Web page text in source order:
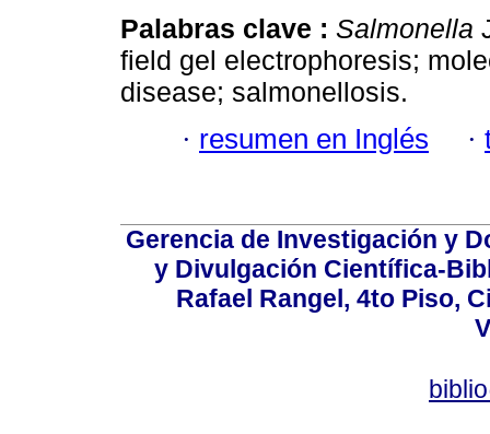
Palabras clave : Salmonella
field gel electrophoresis;
disease; salmonellosis.
· resumen en Inglés ·
Gerencia de Investigación y
y Divulgación Científica-
Rafael Rangel, 4to Piso,